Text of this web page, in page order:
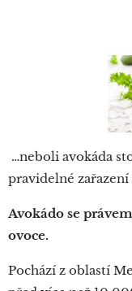
…neboli avokáda
pravidelné
Avokádo se
ovoce.
Pochází z oblastí